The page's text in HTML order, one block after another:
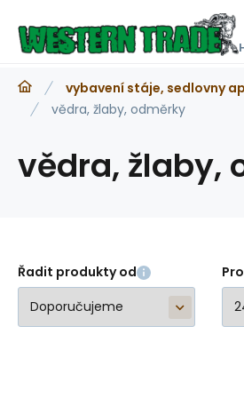
vybavení stáje, sedlovny
vědra, žlaby, odměrky
vědra, žlaby,
Řadit produkty od